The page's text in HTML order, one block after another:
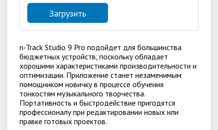
Загрузить
n-Track Studio 9 Pro подойдет для большинства
бюджетных устройств, поскольку обладает
хорошими характеристиками производительности и
оптимизации. Приложение станет незаменимым
помощником новичку в процессе обучения
тонкостям музыкального творчества.
Портативность и быстродействие пригодятся
профессионалу при редактировании новых или
правке готовых проектов.